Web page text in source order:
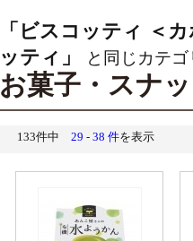
「ビスコッティ ＜
ッティ」
と同じカテ
お菓子・スナ
133件中 29 - 38 件を表示